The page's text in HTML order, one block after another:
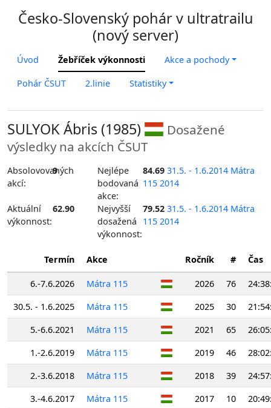
Česko-Slovenský pohár v ultratrailu
(nový server)
Úvod Žebříček výkonnosti Akce a pochody
Pohár ČSUT 2.linie Statistiky
SULYOK Ábris (1985)
Dosažené
výsledky na akcích ČSUT
Absolovovaných
akcí:
9
Nejlépe
bodovaná
akce:
84.69 31.5. - 1.6.2014 Mátra
115 2014
Aktuální
výkonnost:
62.90
Nejvyšší
dosažená
výkonnost:
79.52 31.5. - 1.6.2014 Mátra
115 2014
Termín Akce Ročník # Čas
6.-7.6.2026 Mátra 115 2026 76
30.5. - 1.6.2025
Mátra 115 2025 30
5.-6.6.2021
Mátra 115 2021 65
1.-2.6.2019
Mátra 115 2019 46
2.-3.6.2018
Mátra 115 2018 39
3.-4.6.2017
Mátra 115 2017 10